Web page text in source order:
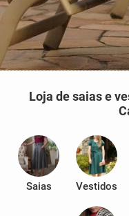
Loja de saias e
Saias Vestidos